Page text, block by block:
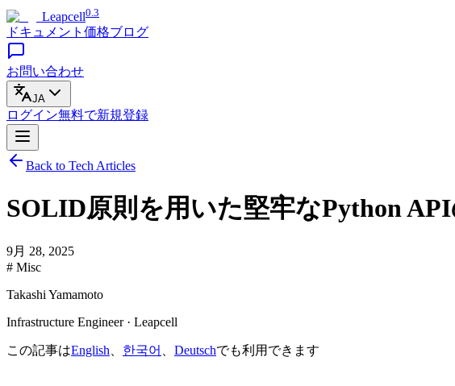
Leapcell0.3
ドキュメント 価格ブログ
お問い合わせ
JA
ログイン無料で新規登録
Back to Tech Articles
SOLID原則を用いた堅牢なPython
9月 28, 2025
# Misc
Takashi Yamamoto
Infrastructure Engineer · Leapcell
この記事はEnglish 한국어 Deutschでも利用できます